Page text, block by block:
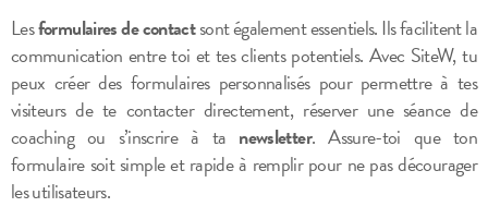
Lesformulaires de contactsont également essentiels. Ils facilitent la
communication entre toi et tes clients potentiels. Avec SiteW, tu
peux créer des formulaires personnalisés pour permettre à tes
visiteurs de te contacter directement, réserver une séance de
coaching ou s’inscrire à ta newsletter. Assure-toi que ton
formulaire soit simple et rapide à remplir pour ne pas décourager
les utilisateurs.